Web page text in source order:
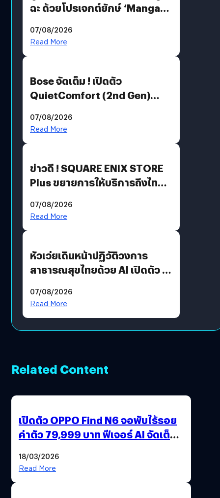
ฉะ ด้วยโปรเจกต์ยักษ์ ‘Manga
มีภาษาไทยด้วย
07/08/2026
Read More
Bose จัดเต็ม ! เปิดตัว
QuietComfort (2nd Gen)
07/08/2026
Read More
ข่าวดี ! SQUARE ENIX STORE
Plus ขยายการให้บริการถึงไทย
โดยตรง
07/08/2026
Read More
หัวเว่ยเดินหน้าปฏิวัติวงการ
สาธารณสุขไทยด้วย AI เปิดตัว 4
AI เพื่อการแพทย์ในประเทศไทย
07/08/2026
Read More
Related Content
เปิดตัว OPPO Find N6 จอพับไร้รอย
ค่าตัว 79,999 บาท ฟีเจอร์ AI จัดเต็ม
18/03/2026
Read More